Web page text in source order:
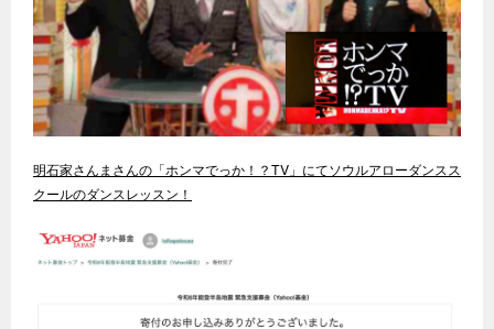
明石家さんまさんの「ホンマでっか！？TV」にてソウルアローダンスス
クールのダンスレッスン！